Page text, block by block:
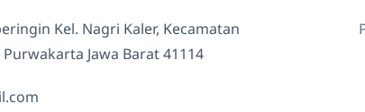
Kel. Nagri Kaler, Kecamatan
Jawa Barat 41114